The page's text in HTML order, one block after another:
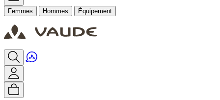
Femmes Hommes Équipement